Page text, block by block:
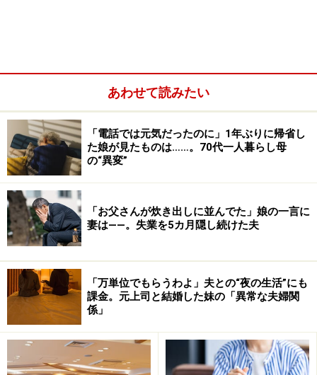
一方で奥のほうに座っている同世代の女性グループは、
わいわいと楽しそうだ。何やら習い事をしている人たち
らしく、「グループ展を開く計画」を話し合っているよ
うだ。意見が飛び交い、そのたびに笑い声も飛ぶ。男性
ひとり客たちとの表情の違いが顕著で、なんともいえな
い気持ちになった。
父の憂鬱「今さら何をすれば……」
あわせて読みたい
「電話では元気だったのに」1年ぶりに帰省し
た娘が見たものは……。70代一人暮らし母
の“異変”
「お父さんが炊き出しに並んでた」娘の一言に
妻は――。失業を5カ月隠し続けた夫
「万単位でもらうわよ」夫との“夜の生活”にも
課金。元上司と結婚した妹の「異常な夫婦関
係」